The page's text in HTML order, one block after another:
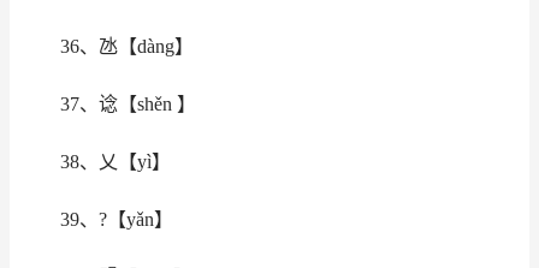
36、氹【dàng】
37、谂【shěn 】
38、乂【yì】
39、?【yǎn】